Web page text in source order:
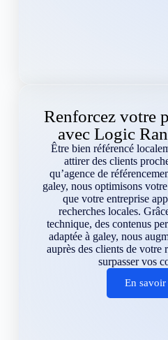
Renforcez votre
avec Logic
Être bien référencé
attirer des clients
qu’agence de
galey, nous optimisons
que votre entreprise
recherches locales.
technique, des contenus
adaptée à galey, nous
auprès des clients de votre
surpasser vos
En